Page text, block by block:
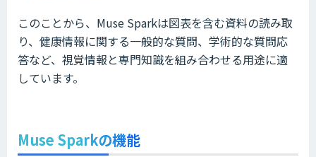
このことから、Muse Sparkは図表を含む資料の読み取
り、健康情報に関する一般的な質問、学術的な質問応
答など、視覚情報と専門知識を組み合わせる用途に適
しています。
Muse Sparkの機能